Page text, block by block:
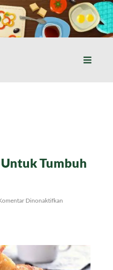
Toggle
Tumbuh
Dinonaktifkan
Kembang
Balita